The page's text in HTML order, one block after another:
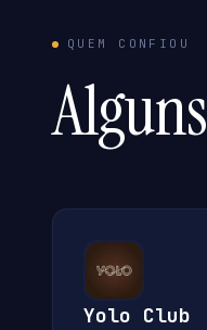
QUEM CONFIOU
Yolo Club